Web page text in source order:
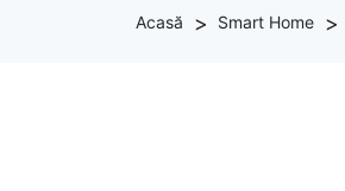
Acasă Smart Home